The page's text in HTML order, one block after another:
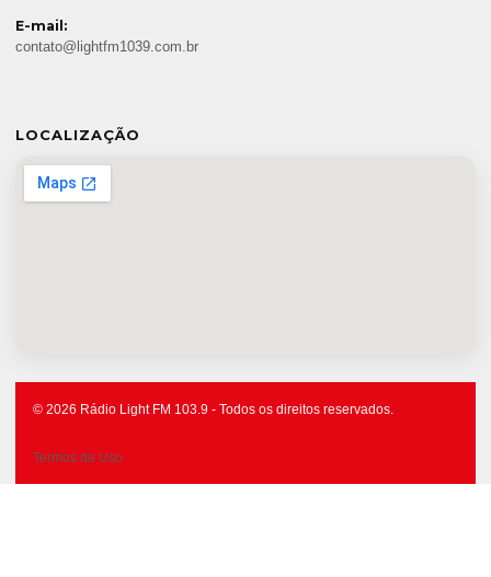
E-mail:
contato@lightfm1039.com.br
LOCALIZAÇÃO
© 2026 Rádio Light FM 103.9 - Todos os direitos reservados.
Termos de Uso